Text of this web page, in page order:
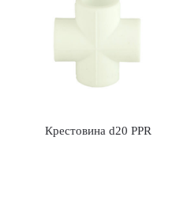
Крестовина d20 PPR